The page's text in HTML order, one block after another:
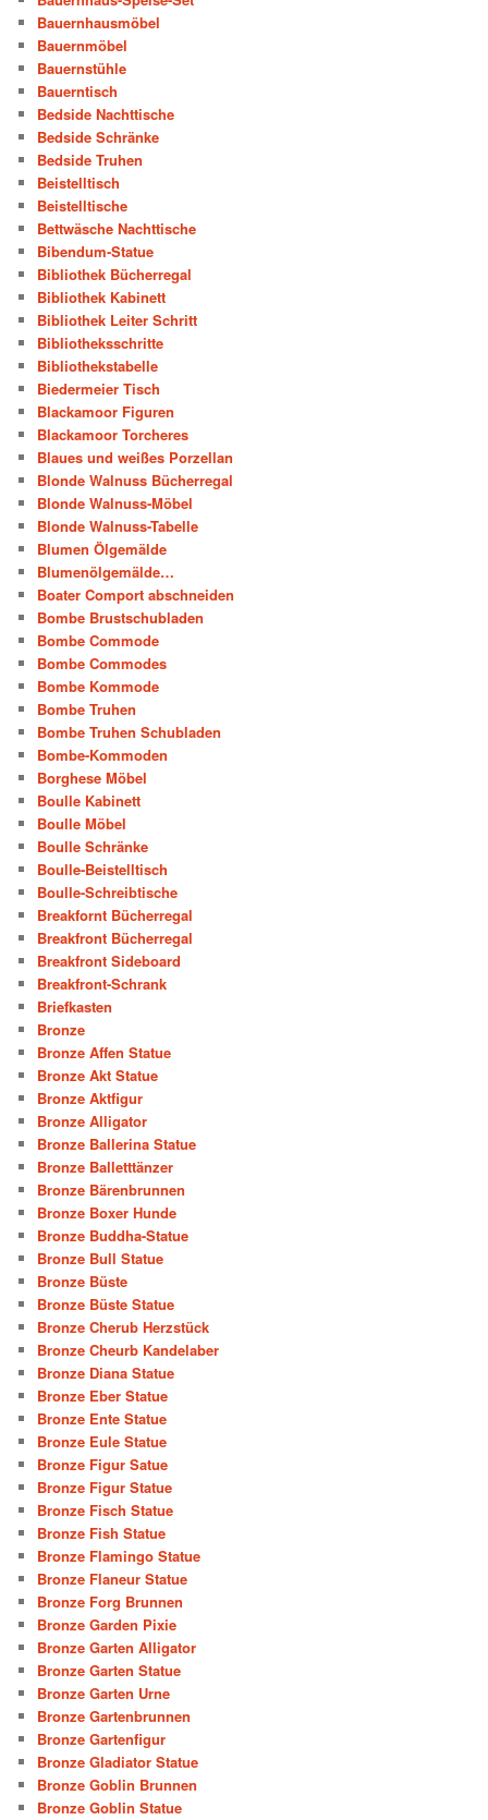
Bauernhausmöbel
Bauernmöbel
Bauernstühle
Bauerntisch
Bedside Nachttische
Bedside Schränke
Bedside Truhen
Beistelltisch
Beistelltische
Bettwäsche Nachttische
Bibendum-Statue
Bibliothek Bücherregal
Bibliothek Kabinett
Bibliothek Leiter Schritt
Bibliotheksschritte
Bibliothekstabelle
Biedermeier Tisch
Blackamoor Figuren
Blackamoor Torcheres
Blaues und weißes Porzellan
Blonde Walnuss Bücherregal
Blonde Walnuss-Möbel
Blonde Walnuss-Tabelle
Blumen Ölgemälde
Blumenölgemälde…
Boater Comport abschneiden
Bombe Brustschubladen
Bombe Commode
Bombe Commodes
Bombe Kommode
Bombe Truhen
Bombe Truhen Schubladen
Bombe-Kommoden
Borghese Möbel
Boulle Kabinett
Boulle Möbel
Boulle Schränke
Boulle-Beistelltisch
Boulle-Schreibtische
Breakfornt Bücherregal
Breakfront Bücherregal
Breakfront Sideboard
Breakfront-Schrank
Briefkasten
Bronze
Bronze Affen Statue
Bronze Akt Statue
Bronze Aktfigur
Bronze Alligator
Bronze Ballerina Statue
Bronze Balletttänzer
Bronze Bärenbrunnen
Bronze Boxer Hunde
Bronze Buddha-Statue
Bronze Bull Statue
Bronze Büste
Bronze Büste Statue
Bronze Cherub Herzstück
Bronze Cheurb Kandelaber
Bronze Diana Statue
Bronze Eber Statue
Bronze Ente Statue
Bronze Eule Statue
Bronze Figur Satue
Bronze Figur Statue
Bronze Fisch Statue
Bronze Fish Statue
Bronze Flamingo Statue
Bronze Flaneur Statue
Bronze Forg Brunnen
Bronze Garden Pixie
Bronze Garten Alligator
Bronze Garten Statue
Bronze Garten Urne
Bronze Gartenbrunnen
Bronze Gartenfigur
Bronze Gladiator Statue
Bronze Goblin Brunnen
Bronze Goblin Statue